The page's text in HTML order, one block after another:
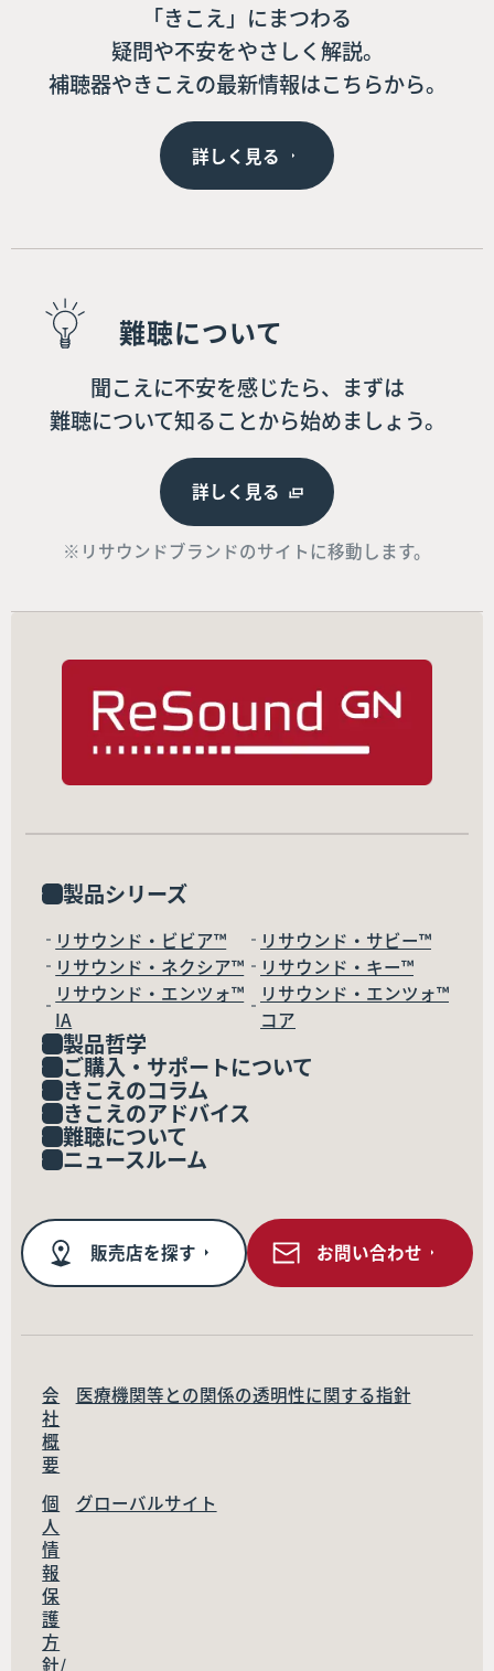
「きこえ」にまつわる
疑問や不安をやさしく解説。
補聴器やきこえの最新情報はこちらから。
詳しく見る
難聴について
聞こえに不安を感じたら、まずは
難聴について知ることから始めましょう。
詳しく見る
※リサウンドブランドのサイトに移動します。
製品シリーズ
リサウンド・ビビア™
リサウンド・サビー™
リサウンド・ネクシア™
リサウンド・キー™
リサウンド・エンツォ™
IA
リサウンド・エンツォ™
コア
製品哲学
ご購入・サポートについて
きこえのコラム
きこえのアドバイス
難聴について
ニュースルーム
販売店を探す お問い合わせ
会
社
概
要
医療機関等との関係の透明性に関する指針
個
人
情
報
保
護
方
針/
グローバルサイト